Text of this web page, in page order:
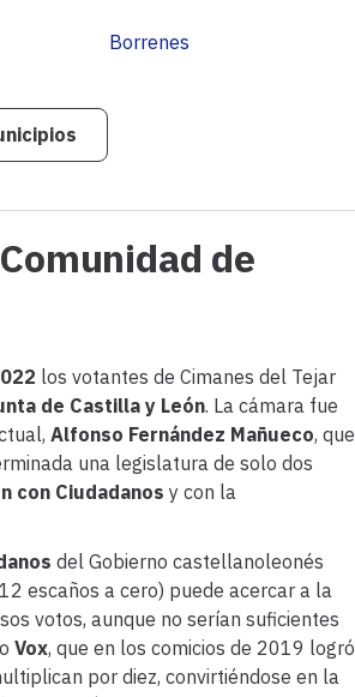
Borrenes
de
los votantes de Cimanes del Tejar
de Castilla y León. La cámara fue
Alfonso Fernández Mañueco, que
una legislatura de solo dos
con Ciudadanos y con la
del Gobierno castellanoleonés
escaños a cero) puede acercar a la
votos, aunque no serían suficientes
Vox, que en los comicios de 2019 logró
por diez, convirtiéndose en la